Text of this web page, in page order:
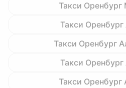
Такси
Такси
Такси Оренбург
Такси
Такси Оренбург